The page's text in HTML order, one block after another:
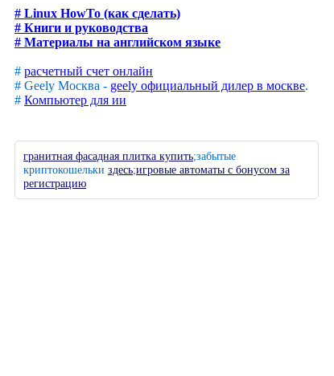
# Linux HowTo (как сделать)
# Книги и руководства
# Материалы на английском языке
# расчетный счет онлайн
# Geely Москва - geely официальный дилер в москве.
# Компьютер для ии
гранитная фасадная плитка купить;забытые
криптокошельки здесь;игровые автоматы с бонусом за
регистрацию